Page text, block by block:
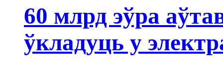
60 млрд эўра
ўкладуць у